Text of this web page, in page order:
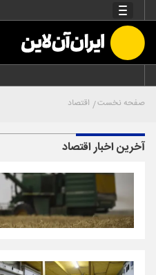
صفحه نخست اقتصاد
آخرین اخبار اقتصاد